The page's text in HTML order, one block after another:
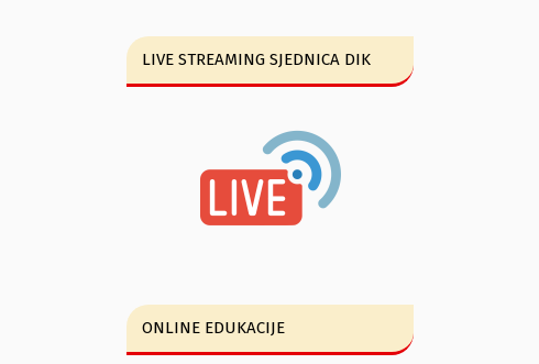
LIVE STREAMING SJEDNICA DIK
ONLINE EDUKACIJE